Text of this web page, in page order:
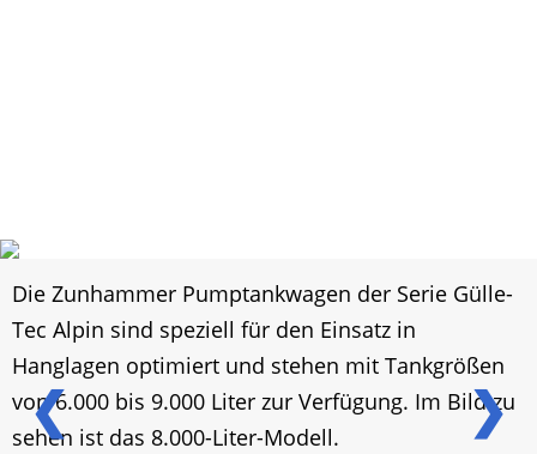
❮ ❯
Die Zunhammer Pumptankwagen der Serie Gülle-
Tec Alpin sind speziell für den Einsatz in
Hanglagen optimiert und stehen mit Tankgrößen
von 6.000 bis 9.000 Liter zur Verfügung. Im Bild zu
sehen ist das 8.000-Liter-Modell.